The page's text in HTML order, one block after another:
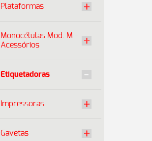
Plataformas
Monocélulas Mod. M -
Acessórios
Etiquetadoras
Impressoras
Gavetas